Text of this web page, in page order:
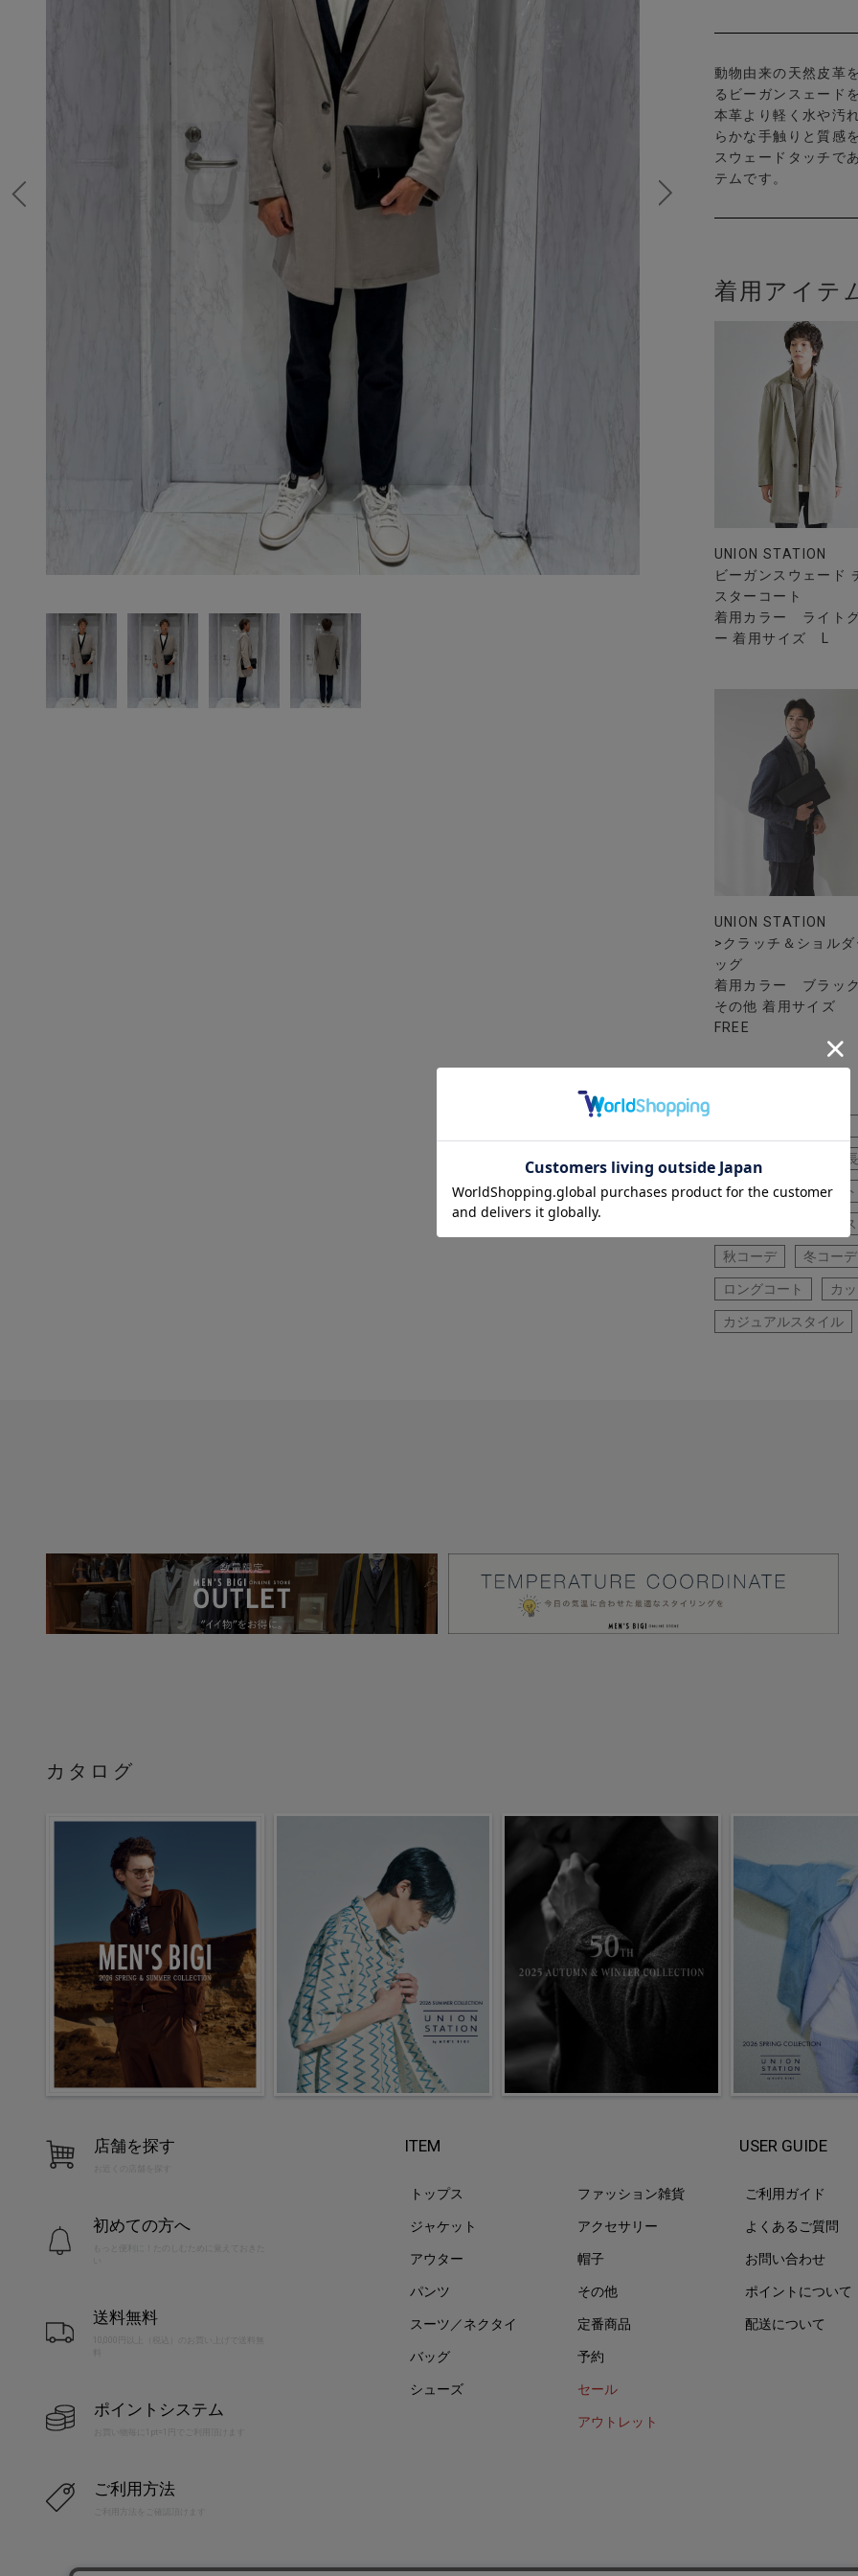
動物由来の天然皮革
るビーガンスェード
本革より軽く水や汚
らかな手触りと質感
スウェードタッチで
テムです。
着用アイテ
UNION STATION
ビーガンスウェード
スターコート
着用カラー ライト
ー 着用サイズ L
UNION STATION
>クラッチ＆ショルダ
ッグ
着用カラー ブラッ
その他 着用サイズ
FREE
50代
カットソー セッ
秋コーデ 冬コーデ
ロングコート カ
カジュアルスタイル
カタログ
店舗を探す
お近くの店舗を探す
初めての方へ
送料無料
10,000円以上（税込）のお買い上げで送料無
ポイントシステム
お買い物毎に1pt=1円でご利用頂けます
ご利用方法
ITEM
トップス
ジャケット
アウター
パンツ
スーツ／ネクタイ
バッグ
シューズ
ファッション雑貨
アクセサリー
帽子
その他
定番商品
予約
セール
アウトレット
USER GUIDE
ご利用ガイド
よくあるご質問
お問い合わせ
ポイントについて
配送について